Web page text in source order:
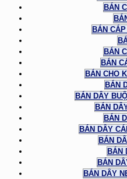
BÁN
BÁN
BÁN
BÁN
BÁN CHO
BÁN
BÁN DÂY
BÁN
BÁN
BÁN DÂY
BÁN
BÁN
BÁN
BÁN DÂY